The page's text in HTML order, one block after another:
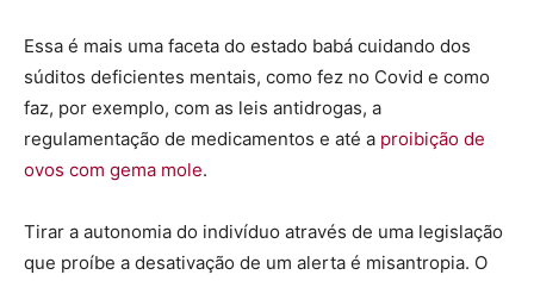
Essa é mais uma faceta do estado babá cuidando dos
súditos deficientes mentais, como fez no Covid e como
faz, por exemplo, com as leis antidrogas, a
regulamentação de medicamentos e até a proibição de
ovos com gema mole.
Tirar a autonomia do indivíduo através de uma legislação
que proíbe a desativação de um alerta é misantropia. O